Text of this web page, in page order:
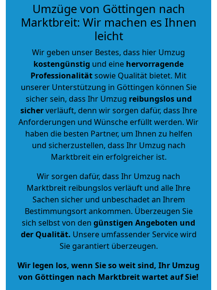
Umzüge von Göttingen nach
Marktbreit: Wir machen es Ihnen
leicht
Wir geben unser Bestes, dass hier Umzug
kostengünstig und eine hervorragende
Professionalitätsowie Qualität bietet. Mit
unserer Unterstützung in Göttingen können Sie
sicher sein, dass Ihr Umzug reibungslos und
sicherverläuft, denn wir sorgen dafür, dass Ihre
Anforderungen und Wünsche erfüllt werden. Wir
haben die besten Partner, um Ihnen zu helfen
und sicherzustellen, dass Ihr Umzug nach
Marktbreit ein erfolgreicher ist.
Wir sorgen dafür, dass Ihr Umzug nach
Marktbreit reibungslos verläuft und alle Ihre
Sachen sicher und unbeschadet an Ihrem
Bestimmungsort ankommen. Überzeugen Sie
sich selbst von den günstigen Angeboten und
der Qualität. Unsere umfassender Service wird
Sie garantiert überzeugen.
Wir legen los, wenn Sie so weit sind, Ihr Umzug
von Göttingen nach Marktbreit wartet auf Sie!